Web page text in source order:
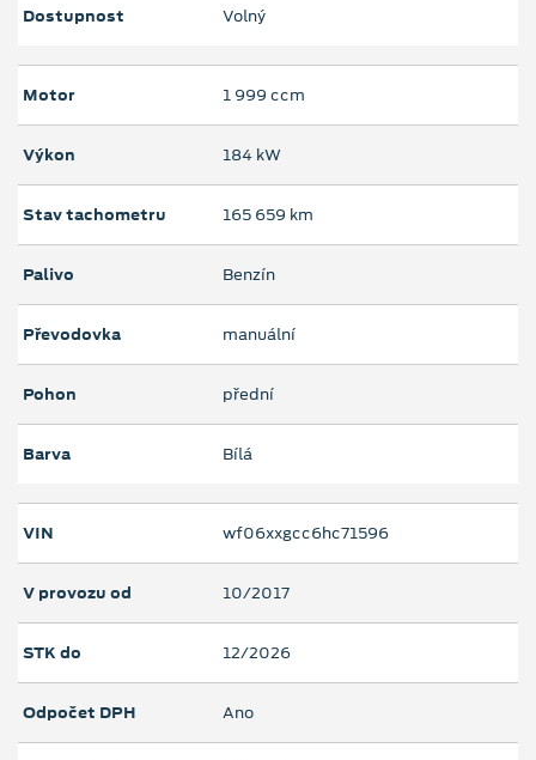
Dostupnost Volný
Motor 1 999 ccm
Výkon 184 kW
Stav tachometru 165 659 km
Palivo Benzín
Převodovka manuální
Pohon přední
Barva Bílá
VIN wf06xxgcc6hc71596
V provozu od 10/2017
STK do 12/2026
Odpočet DPH Ano